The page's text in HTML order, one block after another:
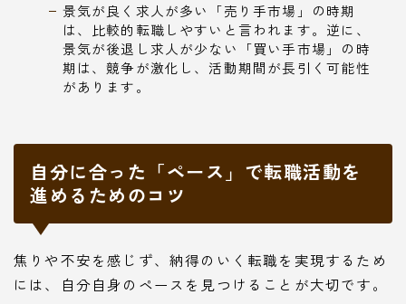
景気が良く求人が多い「売り手市場」の時期
は、比較的転職しやすいと言われます。逆に、
景気が後退し求人が少ない「買い手市場」の時
期は、競争が激化し、活動期間が長引く可能性
があります。
自分に合った「ペース」で転職活動を
進めるためのコツ
焦りや不安を感じず、納得のいく転職を実現するため
には、自分自身のペースを見つけることが大切です。